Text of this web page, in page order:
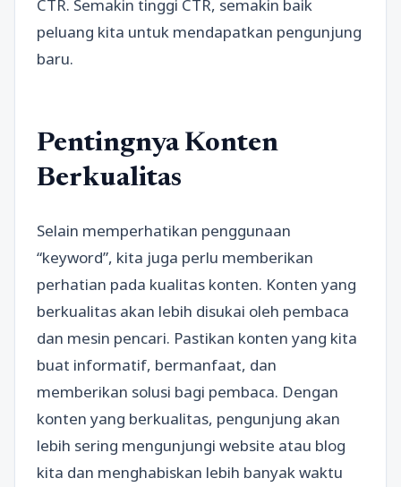
CTR. Semakin tinggi CTR, semakin baik
peluang kita untuk mendapatkan pengunjung
baru.
Pentingnya Konten
Berkualitas
Selain memperhatikan penggunaan
“keyword”, kita juga perlu memberikan
perhatian pada kualitas konten. Konten yang
berkualitas akan lebih disukai oleh pembaca
dan mesin pencari. Pastikan konten yang kita
buat informatif, bermanfaat, dan
memberikan solusi bagi pembaca. Dengan
konten yang berkualitas, pengunjung akan
lebih sering mengunjungi website atau blog
kita dan menghabiskan lebih banyak waktu